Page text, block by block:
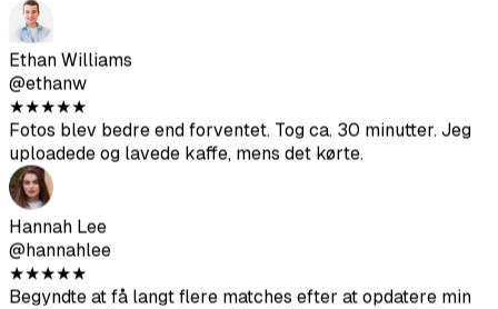
Priya Singh
@priyasingh
★★★★★
Nogle fotos er meget brugbare, hvis du giver det gode
input. Platformoptimeringen til forskellige apps er en nice
touch.
Ethan Williams
@ethanw
★★★★★
Fotos blev bedre end forventet. Tog ca. 30 minutter. Jeg
uploadede og lavede kaffe, mens det kørte.